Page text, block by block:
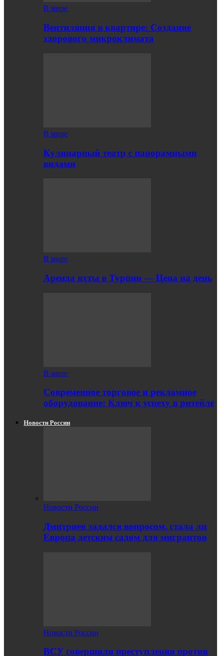
В мире
Вентиляция в квартире: Создание
здорового микроклимата
В мире
Кулинарный театр с панорамными
видами
В мире
Аренда яхты в Турции — Цена на день
В мире
Современное торговое и рекламное
оборудование: Ключ к успеху в ритейле
Новости России
Новости России
Дмитриев задался вопросом, стала ли
Европа детским садом для мигрантов
Новости России
ВСУ совершили преступления против